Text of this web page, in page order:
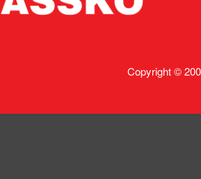
Copyright ©